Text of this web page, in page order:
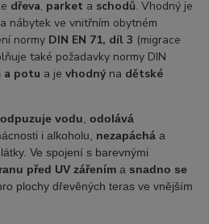
dřeva, parket a schodů. Vhodný je
nábytek ve vnitřním obytném
normy DIN EN 71, díl 3 (migrace
také požadavky normy DIN
a potu a jevhodnýna dětské
odpuzuje vodu,odolává
i alkoholu, nezapáchá a
Ve spojení s barevnými
před UV zářenímasnadno se
plochy dřevěných teras ve vnějším